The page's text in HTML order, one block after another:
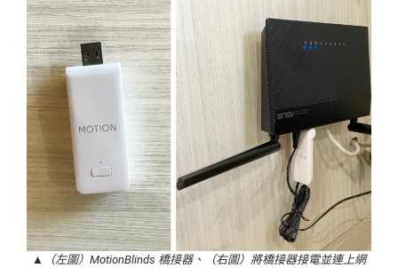
▲（左圖）MotionBlinds 橋接器、（右圖）將橋接器接電並連上網